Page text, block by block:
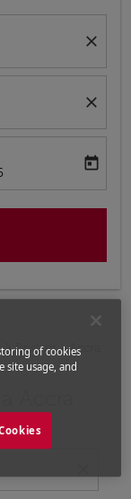
close
close
date-aria-label
today
Boston - Accra
of cookies
site usage, and